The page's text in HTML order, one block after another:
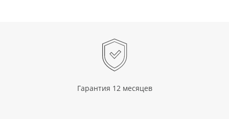
Гарантия 12 месяцев